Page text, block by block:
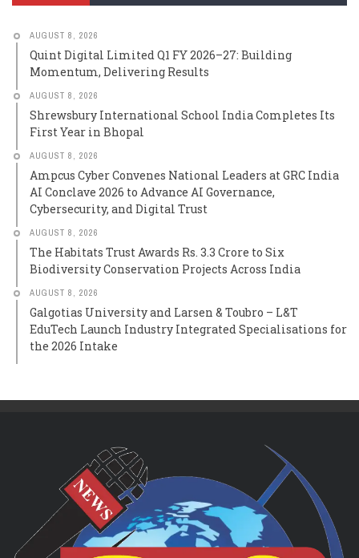
AUGUST 8, 2026
Quint Digital Limited Q1 FY 2026–27: Building
Momentum, Delivering Results
AUGUST 8, 2026
Shrewsbury International School India Completes Its
First Year in Bhopal
AUGUST 8, 2026
Ampcus Cyber Convenes National Leaders at GRC India
AI Conclave 2026 to Advance AI Governance,
Cybersecurity, and Digital Trust
AUGUST 8, 2026
The Habitats Trust Awards Rs. 3.3 Crore to Six
Biodiversity Conservation Projects Across India
AUGUST 8, 2026
Galgotias University and Larsen & Toubro – L&T
EduTech Launch Industry Integrated Specialisations for
the 2026 Intake